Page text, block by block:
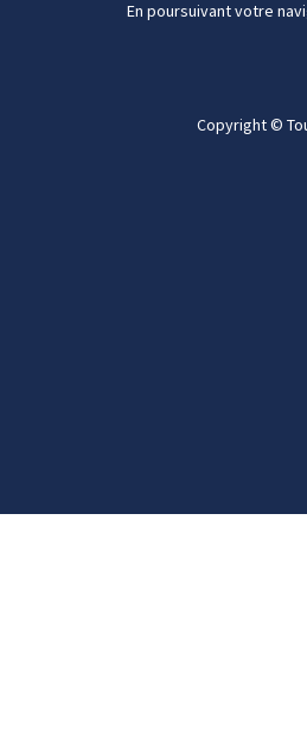
En poursuivant votre
Copyright ©